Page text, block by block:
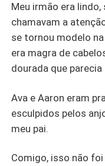
Meu irmão era
chamavam a
se tornou modelo
era magra de
dourada que
Ava e Aaron eram
esculpidos pelos
meu pai.
Comigo, isso não